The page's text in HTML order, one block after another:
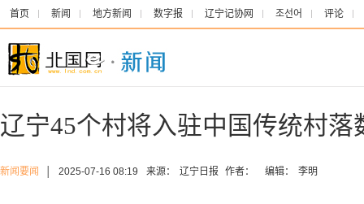
首页 新闻 地方新闻 数字报 辽宁记协网 조선어 评论
辽宁45个村将入驻中国传统村落
新闻要闻 2025-07-16 08:19 来源： 辽宁日报 作者： 编辑： 李明